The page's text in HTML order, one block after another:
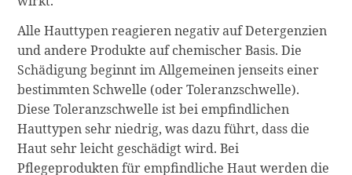
Alle Hauttypen reagieren negativ auf Detergenzien
und andere Produkte auf chemischer Basis. Die
Schädigung beginnt im Allgemeinen jenseits einer
bestimmten Schwelle (oder Toleranzschwelle).
Diese Toleranzschwelle ist bei empfindlichen
Hauttypen sehr niedrig, was dazu führt, dass die
Haut sehr leicht geschädigt wird. Bei
Pflegeprodukten für empfindliche Haut werden die